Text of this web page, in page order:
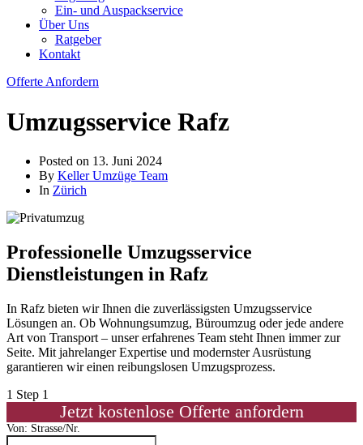
Ein- und Auspackservice
Über Uns
Ratgeber
Kontakt
Offerte Anfordern
Umzugsservice Rafz
Posted on 13. Juni 2024
By Keller Umzüge Team
In Zürich
Professionelle Umzugsservice
Dienstleistungen in Rafz
In Rafz bieten wir Ihnen die zuverlässigsten Umzugsservice
Lösungen an. Ob Wohnungsumzug, Büroumzug oder jede andere
Art von Transport – unser erfahrenes Team steht Ihnen immer zur
Seite. Mit jahrelanger Expertise und modernster Ausrüstung
garantieren wir einen reibungslosen Umzugsprozess.
1 Step 1
Jetzt kostenlose Offerte anfordern
Von: Strasse/Nr.